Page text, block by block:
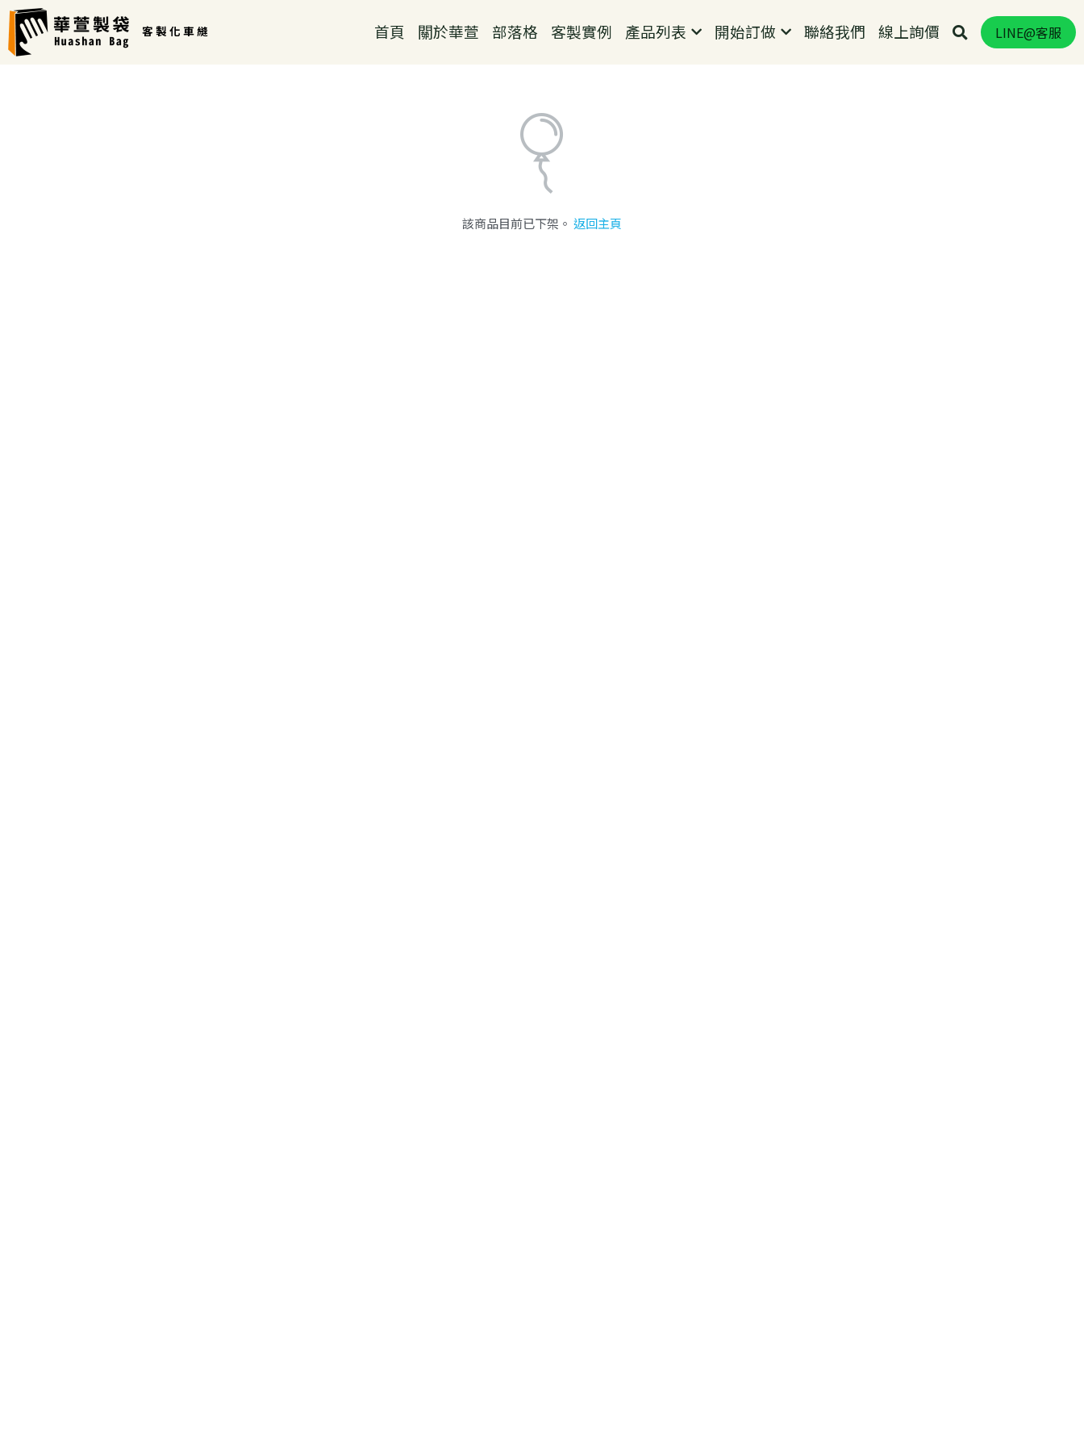
客 製 化 車 縫 首頁 關於華萱 部落格 客製實例 產品列表 開始訂做 聯絡我們 … LINE@客服
該商品目前已下架。 返回主頁